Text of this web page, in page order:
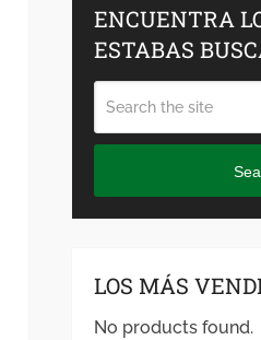
ENCUENTRA
ESTABAS
LOS MÁS
No products found.